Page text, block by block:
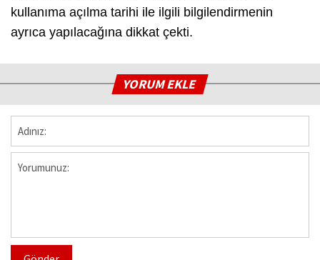
kullanıma açılma tarihi ile ilgili bilgilendirmenin
ayrıca yapılacağına dikkat çekti.
YORUM EKLE